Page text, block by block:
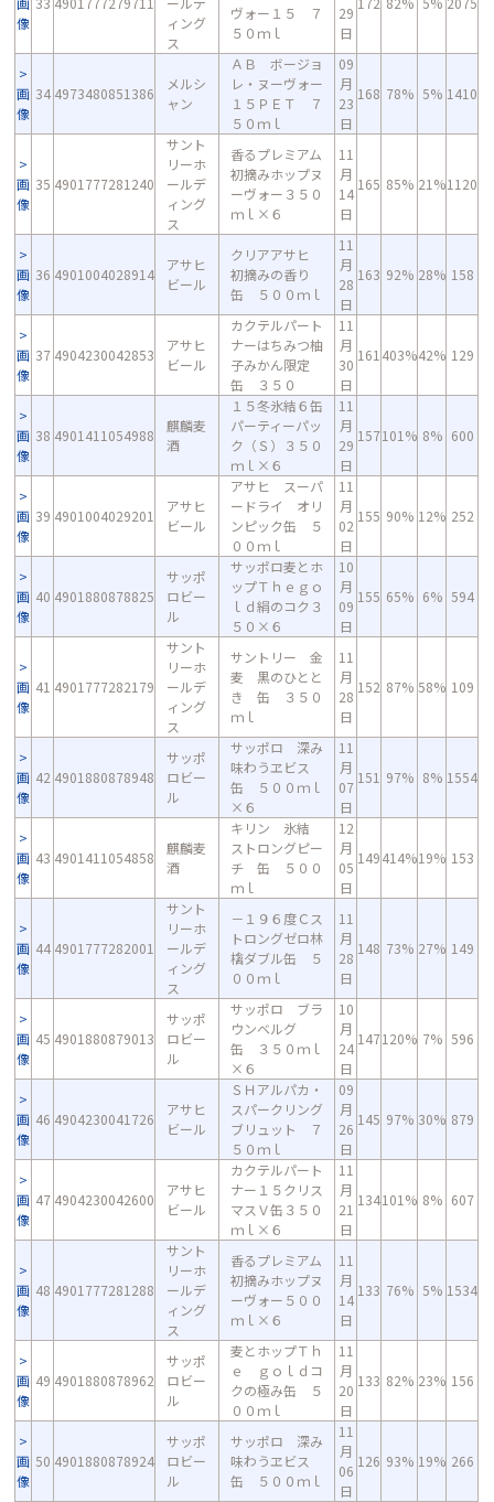
像
ィング
ス
ヴォー１５ ７
５０ｍｌ
29
日
画
像
34 4973480851386
メルシ
ャン
ＡＢ ボージョ
レ・ヌーヴォー
１５ＰＥＴ ７
５０ｍｌ
09
月
23
日
168 78% 5% 1410
画
像
35 4901777281240
サント
リーホ
ールデ
ィング
ス
香るプレミアム
初摘みホップヌ
ーヴォー３５０
ｍｌ×６
11
月
14
日
165 85% 21%1120
画
像
36 4901004028914
アサヒ
ビール
クリアアサヒ
初摘みの香り
缶 ５００ｍｌ
11
月
28
日
163 92% 28% 158
画
像
37 4904230042853
アサヒ
ビール
カクテルパート
ナーはちみつ柚
子みかん限定
缶 ３５０
11
月
30
日
161 403%42% 129
画
像
38 4901411054988
麒麟麦
酒
１５冬氷結６缶
パーティーパッ
ク（Ｓ）３５０
ｍｌ×６
11
月
29
日
157101% 8% 600
画
像
39 4901004029201
アサヒ
ビール
アサヒ スーパ
ードライ オリ
ンピック缶 ５
００ｍｌ
11
月
02
日
155 90% 12% 252
画
像
40 4901880878825
サッポ
ロビー
ル
サッポロ麦とホ
ップＴｈｅｇｏ
ｌｄ絹のコク３
５０×６
10
月
09
日
155 65% 6% 594
画
像
41 4901777282179
サント
リーホ
ールデ
ィング
ス
サントリー 金
麦 黒のひとと
き 缶 ３５０
ｍｌ
11
月
28
日
152 87% 58% 109
画
像
42 4901880878948
サッポ
ロビー
ル
サッポロ 深み
味わうヱビス
缶 ５００ｍｌ
×６
11
月
07
日
151 97% 8% 1554
画
像
43 4901411054858
麒麟麦
酒
キリン 氷結
ストロングピー
チ 缶 ５００
ｍｌ
12
月
05
日
149414%19% 153
画
像
44 4901777282001
サント
リーホ
ールデ
ィング
ス
－１９６度Ｃス
トロングゼロ林
檎ダブル缶 ５
００ｍｌ
11
月
28
日
148 73% 27% 149
画
像
45 4901880879013
サッポ
ロビー
ル
サッポロ ブラ
ウンベルグ
缶 ３５０ｍｌ
×６
10
月
24
日
147120% 7% 596
画
像
46 4904230041726
アサヒ
ビール
ＳＨアルパカ・
スパークリング
ブリュット ７
５０ｍｌ
09
月
26
日
145 97% 30% 879
画
像
47 4904230042600
アサヒ
ビール
カクテルパート
ナー１５クリス
マスＶ缶３５０
ｍｌ×６
11
月
21
日
134101% 8% 607
画
像
48 4901777281288
サント
リーホ
ールデ
ィング
ス
香るプレミアム
初摘みホップヌ
ーヴォー５００
ｍｌ×６
11
月
14
日
133 76% 5% 1534
画
像
49 4901880878962
サッポ
ロビー
ル
麦とホップＴｈ
ｅ ｇｏｌｄコ
クの極み缶 ５
００ｍｌ
11
月
20
日
133 82% 23% 156
画
像
50 4901880878924
サッポ
ロビー
ル
サッポロ 深み
味わうヱビス
缶 ５００ｍｌ
11
月
06
日
126 93% 19% 266